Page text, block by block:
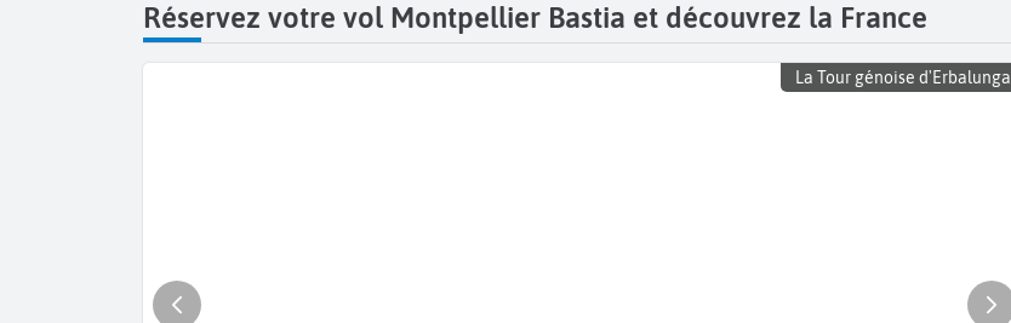
Réservez votre vol Montpellier Bastia et découvrez la France
La Tour génoise d'Erbalunga